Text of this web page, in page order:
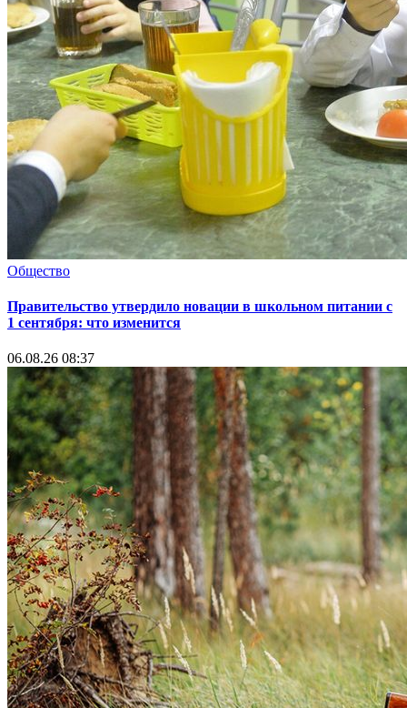
Общество
Правительство утвердило новации в школьном питании с
1 сентября: что изменится
06.08.26 08:37